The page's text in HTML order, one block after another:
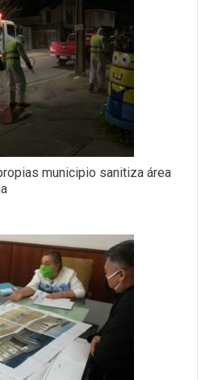
municipio sanitiza área